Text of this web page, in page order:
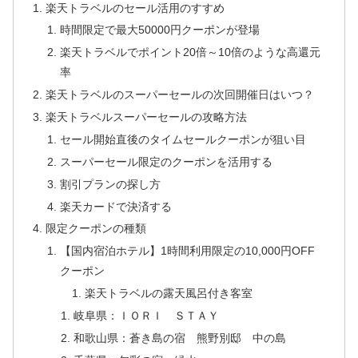
楽天トラベルのセール活用のすすめ
時間限定で最大50000円クーポンが登場
楽天トラベルでポイント20倍～10倍のような高還元
率
楽天トラベルのスーパーセールの次回開催日はいつ？
楽天トラベルスーパーセールの攻略方法
セール開始直後のタイムセールクーポンが狙い目
スーパーセール限定のクーポンを活用する
割引プランの探し方
楽天カードで決済する
限定クーポンの種類
【国内宿泊ホテル】1時間利用限定の10,000円OFF
クーポン
楽天トラベルの露天風呂付き客室
岐阜県：ＩＯＲＩ ＳＴＡＹ
和歌山県：蒼き島の宿 熊野別邸 中の島